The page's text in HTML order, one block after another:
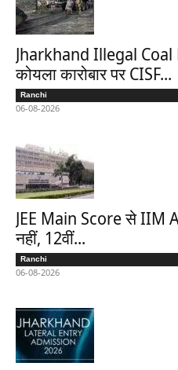
Jharkhand Illegal
कोयला कारोबार पर CISF...
Ranchi
06-08-2026
JEE Main Score से IIM
नहीं, 12वीं...
Ranchi
06-08-2026